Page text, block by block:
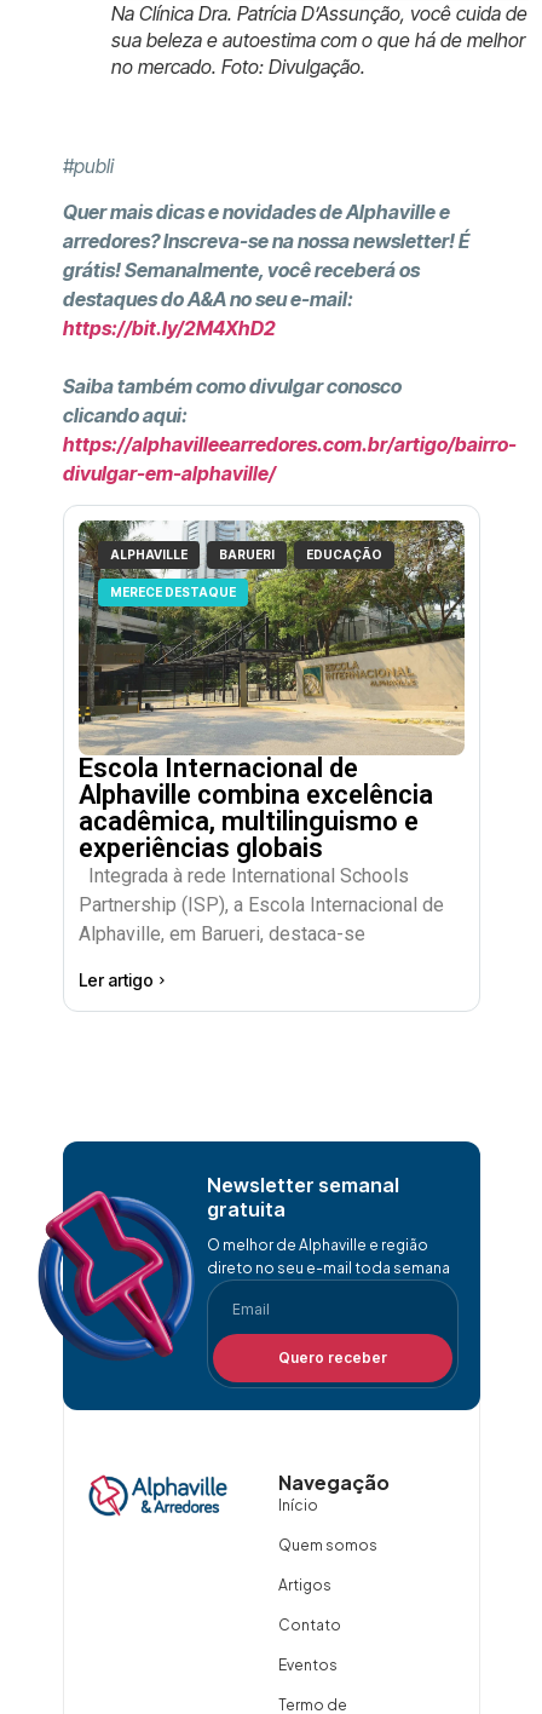
Na Clínica Dra. Patrícia D’Assunção, você cuida de
sua beleza e autoestima com o que há de melhor
no mercado. Foto: Divulgação.
#publi
Quer mais dicas e novidades de Alphaville e
arredores? Inscreva-se na nossa newsletter! É
grátis! Semanalmente, você receberá os
destaques do A&A no seu e-mail:
https://bit.ly/2M4XhD2
Saiba também como divulgar conosco
clicando aqui:
https://alphavilleearredores.com.br/artigo/bairro-
divulgar-em-alphaville/
ALPHAVILLE BARUERI EDUCAÇÃO
MERECE DESTAQUE
Escola Internacional de
Alphaville combina excelência
acadêmica, multilinguismo e
experiências globais
Integrada à rede International Schools
Partnership (ISP), a Escola Internacional de
Alphaville, em Barueri, destaca-se
Ler artigo
Newsletter semanal
gratuita
O melhor de Alphaville e região
direto no seu e-mail toda semana
Quero receber
Navegação
Início
Quem somos
Artigos
Contato
Eventos
Termo de